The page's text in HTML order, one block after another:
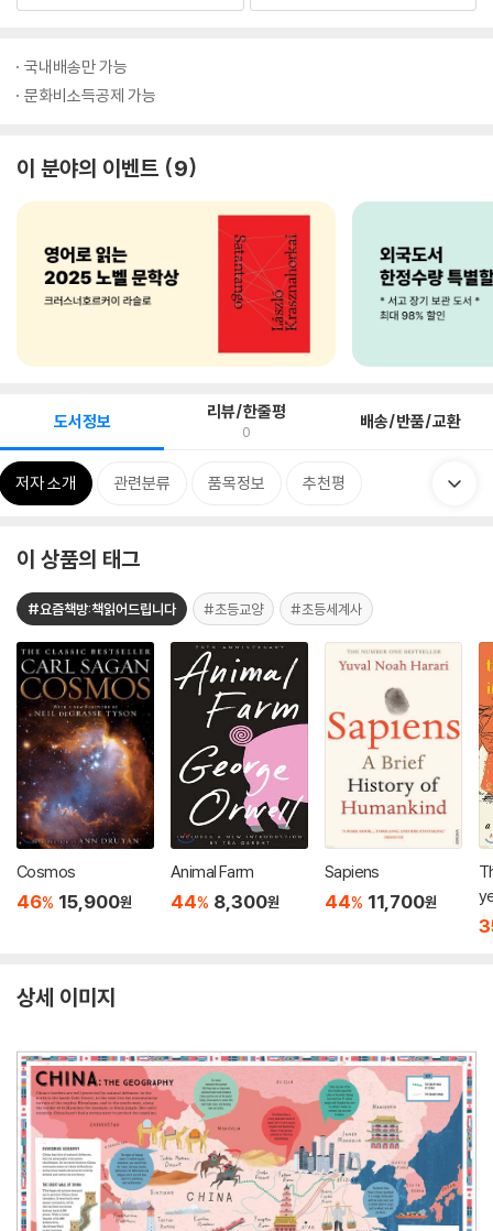
국내배송만 가능
문화비소득공제 가능
이 분야의 이벤트 9
도서정보 리뷰/한줄평
0 배송/반품/교환
저자 소개 관련분류 품목정보 추천평
이 상품의 태그
#요즘책방:책읽어드립니다 #초등교양 #초등세계사
Cosmos
46% 15,900원
Animal Farm
44% 8,300원
Sapiens
44% 11,700원
상세 이미지